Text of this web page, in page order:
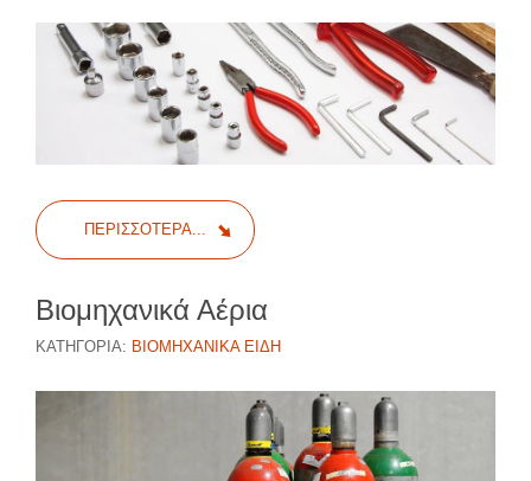
ΠΕΡΙΣΣΌΤΕΡΑ...
Βιομηχανικά Αέρια
ΚΑΤΗΓΟΡΊΑ: ΒΙΟΜΗΧΑΝΙΚΆ ΕΊΔΗ